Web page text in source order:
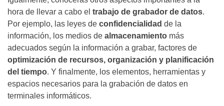
hora de llevar a cabo el trabajo de grabador de datos.
Por ejemplo, las leyes de confidencialidad de la
información, los medios de almacenamiento más
adecuados según la información a grabar, factores de
optimización de recursos, organización y planificación
del tiempo. Y finalmente, los elementos, herramientas y
espacios necesarios para la grabación de datos en
terminales informáticos.